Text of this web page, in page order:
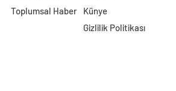
Toplumsal Haber
Künye
Gizlilik Politikası